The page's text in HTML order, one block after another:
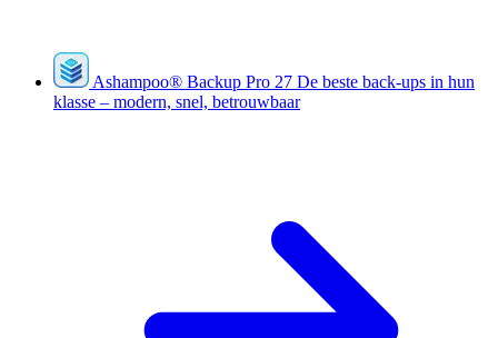
Ashampoo® Backup Pro 27 De beste back-ups in hun
klasse – modern, snel, betrouwbaar